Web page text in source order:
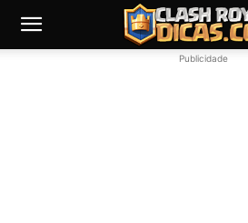
Publicidade